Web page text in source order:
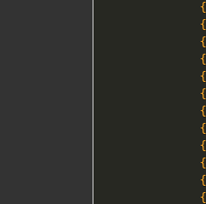
{
{
{
{
{
{
{
{
{
{
{
{